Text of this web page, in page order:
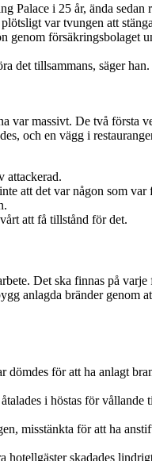
Palace i 25 år, ända sedan
var tvungen att
försäkringsbolaget
tillsammans, säger
var massivt. De två första
och en vägg i
attackerad.
att det var någon som
att få tillstånd för det.
Det ska finnas på
anlagda bränder genom
för att ha anlagt
i höstas för vållande
misstänkta för att ha
hotellgäster skadades